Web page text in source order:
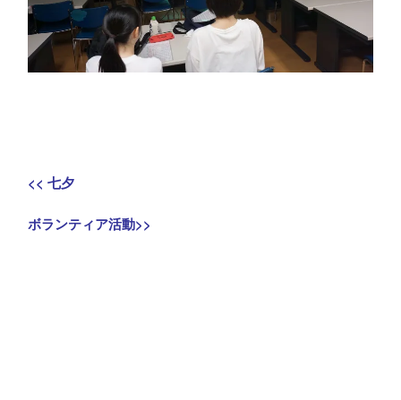
投
稿
<< Previous
七夕
Next
ボランティア活動>>